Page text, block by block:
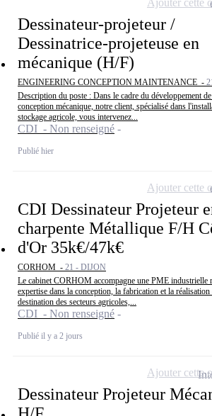
Dessinateur-projeteur /
Dessinatrice-projeteuse en
mécanique (H/F)
ENGINEERING CONCEPTION MAINTENANCE -
Description du poste : Dans le cadre du développement
conception mécanique, notre client, spécialisé dans
stockage agricole, vous intervenez...
CDI - Non renseigné
Publié hier
Ajouter cette
CDI Dessinateur Projeteur
charpente Métallique F/H
d'Or 35k€/47k€
CORHOM - 21 - DIJON
Le cabinet CORHOM accompagne une PME industrielle
expertise dans la conception, la fabrication et la
destination des secteurs agricoles,...
CDI - Non renseigné
Publié il y a 2 jours
Ajouter cette
Dessinateur Projeteur
Ajouter cette